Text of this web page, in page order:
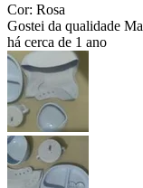
Cor: Rosa
Gostei da qualidade
há cerca de 1 ano